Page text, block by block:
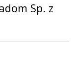
Sp. z